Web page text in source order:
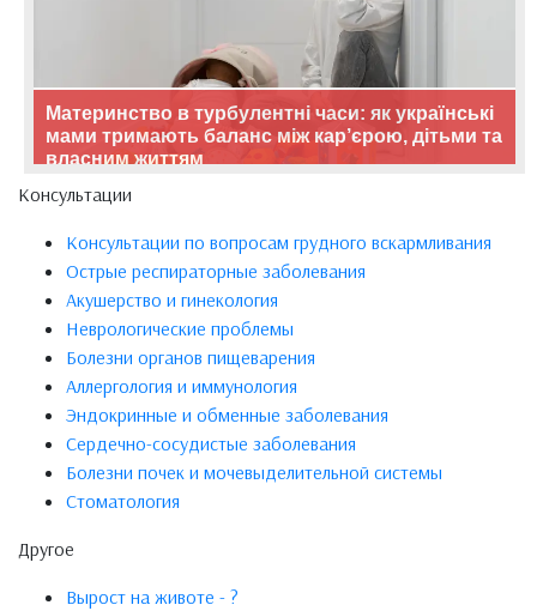
Материнство в турбулентні часи: як українські
мами тримають баланс між кар’єрою, дітьми та
власним життям
Консультации
Консультации по вопросам грудного вскармливания
Острые респираторные заболевания
Акушерство и гинекология
Неврологические проблемы
Болезни органов пищеварения
Аллергология и иммунология
Эндокринные и обменные заболевания
Сердечно-сосудистые заболевания
Болезни почек и мочевыделительной системы
Стоматология
Другое
Вырост на животе - ?